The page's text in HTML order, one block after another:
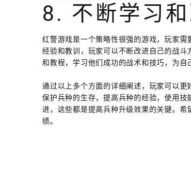
8. 不断学习
红警游戏是一个策略性很强的游戏，玩家
经验和教训，玩家可以不断改进自己的战
和教程，学习他们成功的战术和技巧，为自
通过以上多个方面的详细阐述，玩家可以更
保护兵种的生存，提高兵种的经验，使用
进，这些都是提高兵种升级效果的关键。
绩。